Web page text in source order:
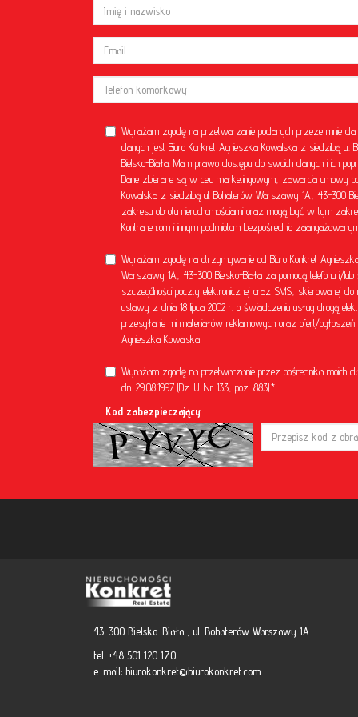
Wyrażam zgodę na przetwarzanie podanych przeze mnie
danych jest Biuro Konkret Agnieszka Kowalska z siedzibą
Bielsko-Biała. Mam prawo dostępu do swoich danych i ich
Dane zbierane są w celu marketingowym, zawarcia umowy
Kowalska z siedzibą ul. Bohaterów Warszawy 1A, 43-300
zakresu obrotu nieruchomościami oraz mogą być w tym
Kontrahentom i innym podmiotom bezpośrednio
Wyrażam zgodę na otrzymywanie od Biuro Konkret
Warszawy 1A, 43-300 Bielsko-Biała za pomocą telefonu i/
szczególności poczty elektronicznej oraz SMS, skierowanej
ustawy z dnia 18 lipca 2002 r. o świadczeniu usług drogą
przesyłanie mi materiałów reklamowych oraz ofert/ogłoszeń
Agnieszka Kowalska
Wyrażam zgodę na przetwarzanie przez pośrednika moich
dn. 29.08.1997 (Dz. U. Nr 133, poz. 883).*
Kod zabezpieczający
43-300 Bielsko-Biała , ul. Bohaterów Warszawy 1A
tel. +48 501 120 170
e-mail: biurokonkret@biurokonkret.com